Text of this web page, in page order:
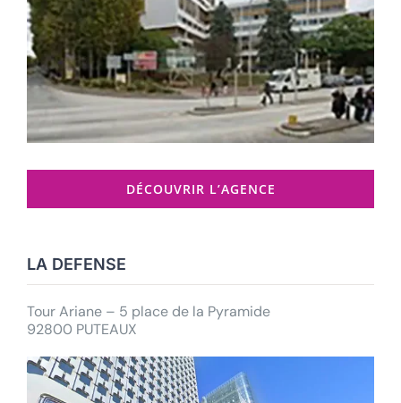
DÉCOUVRIR L’AGENCE
LA DEFENSE
Tour Ariane – 5 place de la Pyramide
92800 PUTEAUX